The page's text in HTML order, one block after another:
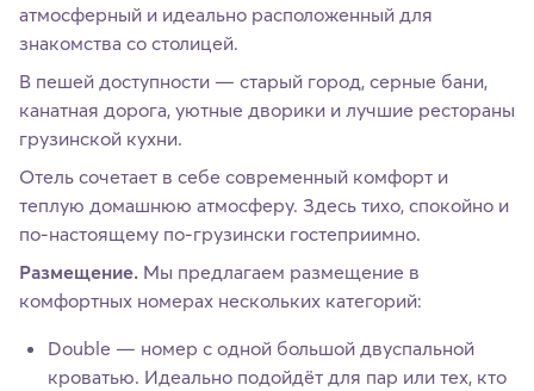
атмосферный и идеально расположенный для
знакомства со столицей.
В пешей доступности — старый город, серные бани,
канатная дорога, уютные дворики и лучшие рестораны
грузинской кухни.
Отель сочетает в себе современный комфорт и
теплую домашнюю атмосферу. Здесь тихо, спокойно и
по-настоящему по-грузински гостеприимно.
Размещение. Мы предлагаем размещение в
комфортных номерах нескольких категорий:
Double — номер с одной большой двуспальной
кроватью. Идеально подойдёт для пар или тех, кто